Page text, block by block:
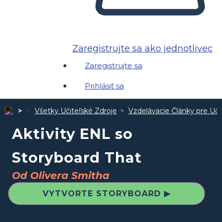
Zaregistrujte sa ako jednotlivec
Zaregistrujte sa
Prihlásiť sa
Všetky Učiteľské Zdroje Vzdelávacie Články pre
Aktivity ENL so
Storyboard That
Od Olivera Smitha
VYTVORTE STORYBOARD ▶